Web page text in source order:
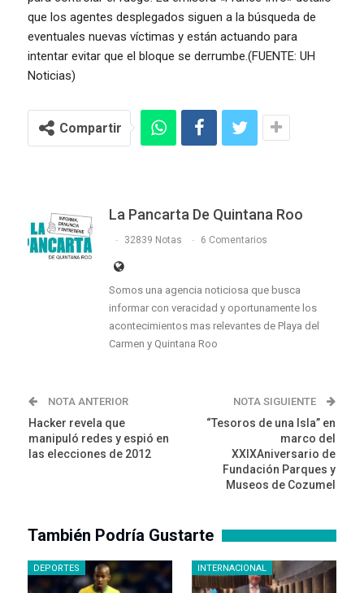
que los agentes desplegados siguen a la búsqueda de
eventuales nuevas víctimas y están actuando para
intentar evitar que el bloque se derrumbe.(FUENTE: UH
Noticias)
Compartir
La Pancarta De Quintana Roo
32839 Notas 6 Comentarios
Somos una agencia noticiosa que busca
informar con veracidad y oportunamente los
acontecimientos mas relevantes de Playa del
Carmen y Quintana Roo
NOTA ANTERIOR
Hacker revela que
manipuló redes y espió en
las elecciones de 2012
NOTA SIGUIENTE
“Tesoros de una Isla” en
marco del
XXIXAniversario de
Fundación Parques y
Museos de Cozumel
También Podría Gustarte
DEPORTES INTERNACIONAL